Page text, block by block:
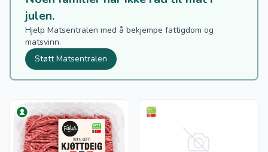
julen.
Hjelp Matsentralen med å bekjempe fattigdom og
matsvinn.
Støtt Matsentralen
Vis flere detaljer for produktet "Kjøttdeig Storfe Magrere
Vis flere detaljer for